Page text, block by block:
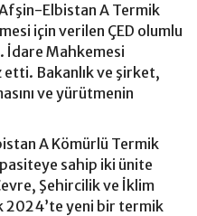
Afşin-Elbistan A Termik
için verilen ÇED olumlu
İdare Mahkemesi
Bakanlık ve şirket,
ve yürütmenin
A Kömürlü Termik
sahip iki ünite
Şehircilik ve İklim
2024’te yeni bir termik